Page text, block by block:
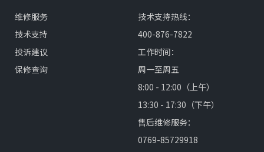
维修服务
技术支持
投诉建议
保修查询
技术支持热线：
400-876-7822
工作时间：
周一至周五
8:00 - 12:00（上午）
13:30 - 17:30（下午）
售后维修服务：
0769-85729918